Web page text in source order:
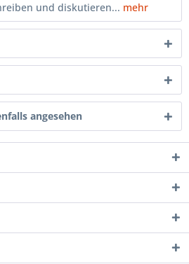
und diskutieren... mehr
angesehen